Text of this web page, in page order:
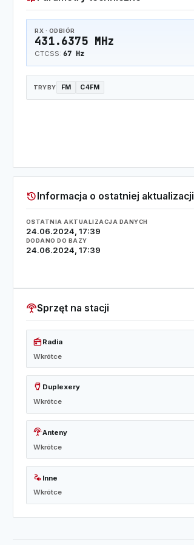
RX · ODBIÓR
431.6375 MHz
CTCSS:67 Hz
TRYBY FM C4FM
history Informacja o ostatniej aktualizacji
OSTATNIA AKTUALIZACJA DANYCH
24.06.2024, 17:39
DODANO DO BAZY
24.06.2024, 17:39
settings_input_antennaSprzęt na stacji
radioRadia
Wkrótce
settings_input_hdmi Duplexery
Wkrótce
settings_input_antennaAnteny
Wkrótce
electrical_services Inne
Wkrótce